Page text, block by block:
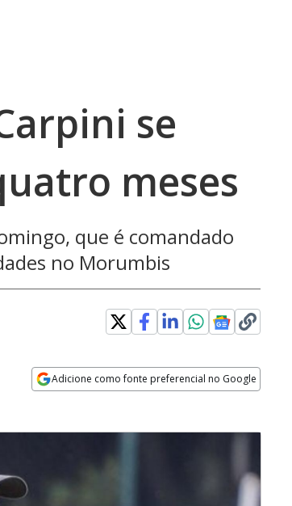
se
meses
que é comandado
no Morumbis
Adicione como fonte preferencial no Google